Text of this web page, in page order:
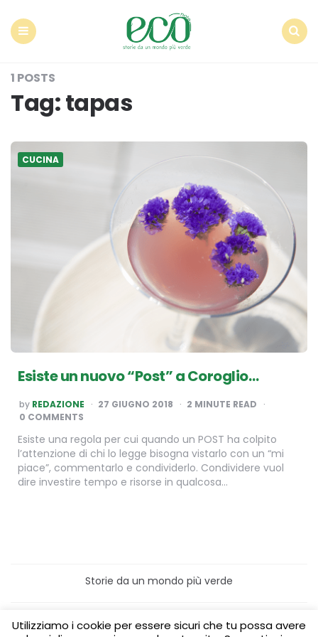
1 POSTS
Tag:tapas
CUCINA
Esiste un nuovo “Post” a Coroglio…
POSTED
BY
by REDAZIONE 27 GIUGNO 2018 2 MINUTE READ
0 COMMENTS
Esiste una regola per cui quando un POST ha colpito
l’attenzione di chi lo legge bisogna vistarlo con un “mi
piace”, commentarlo e condividerlo. Condividere vuol
dire investire tempo e risorse in qualcosa…
Storie da un mondo più verde
Home
Turismo sostenibile
Laboratori/Visite per le scuole
Utilizziamo i cookie per essere sicuri che tu possa avere